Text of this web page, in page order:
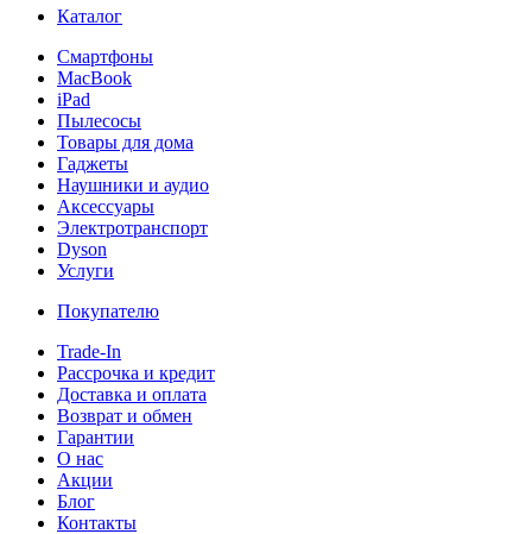
Каталог
Смартфоны
MacBook
iPad
Пылесосы
Товары для дома
Гаджеты
Наушники и аудио
Аксессуары
Электротранспорт
Dyson
Услуги
Покупателю
Trade-In
Рассрочка и кредит
Доставка и оплата
Возврат и обмен
Гарантии
О нас
Акции
Блог
Контакты